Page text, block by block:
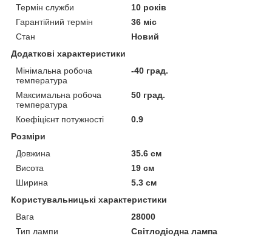
Термін служби
10 років
Гарантійний термін
36 міс
Стан
Новий
Додаткові характеристики
Мінімальна робоча
температура
-40 град.
Максимальна робоча
температура
50 град.
Коефіцієнт потужності
0.9
Розміри
Довжина
35.6 см
Висота
19 см
Ширина
5.3 см
Користувальницькі характеристики
Вага
28000
Тип лампи
Світлодіодна лампа